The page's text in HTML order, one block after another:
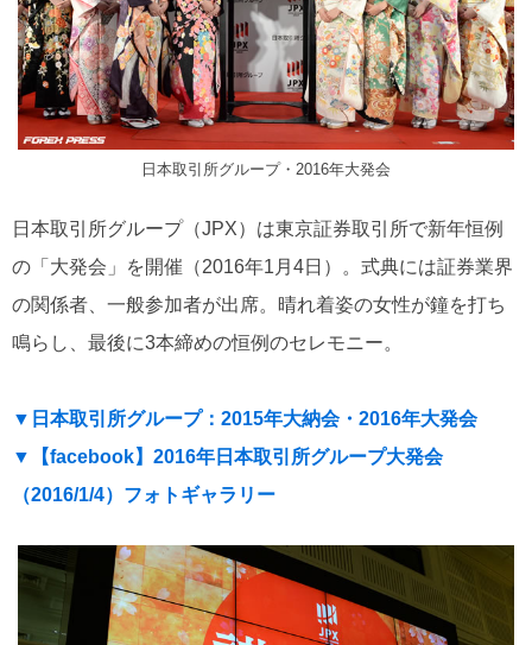
日本取引所グループ・2016年大発会
日本取引所グループ（JPX）は東京証券取引所で新年恒例
の「大発会」を開催（2016年1月4日）。式典には証券業界
の関係者、一般参加者が出席。晴れ着姿の女性が鐘を打ち
鳴らし、最後に3本締めの恒例のセレモニー。
▼日本取引所グループ：2015年大納会・2016年大発会
▼【facebook】2016年日本取引所グループ大発会
（2016/1/4）フォトギャラリー